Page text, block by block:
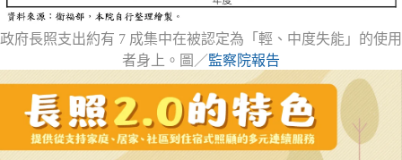
政府長照支出約有 7 成集中在被認定為「輕、中度失能」的使用
者身上。圖／監察院報告